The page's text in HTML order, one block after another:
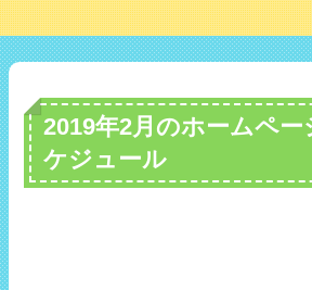
2019年2月のホームペー
ケジュール